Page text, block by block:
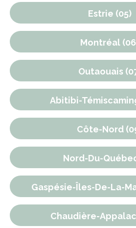
Estrie (05)
Montréal
Outaouais
Abitibi-
Côte-Nord
Nord-Du-
Gaspésie-Îles-De-La-
Chaudière-